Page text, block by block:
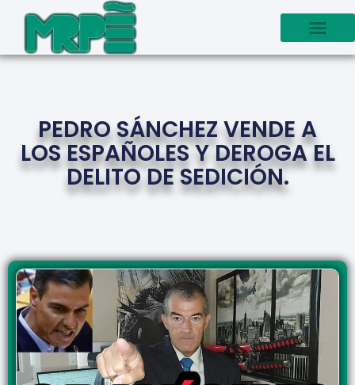
PEDRO SÁNCHEZ VENDE A
LOS ESPAÑOLES Y DEROGA EL
DELITO DE SEDICIÓN.